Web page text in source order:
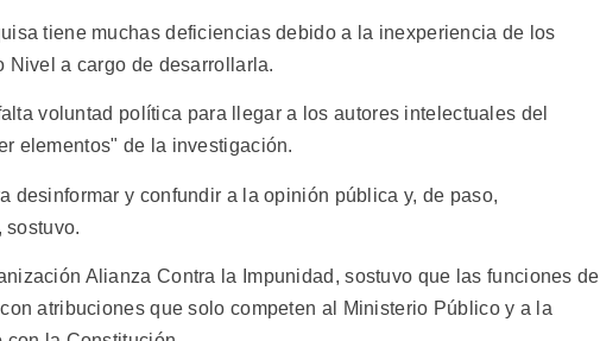
tiene muchas deficiencias debido a la inexperiencia de los
Nivel a cargo de desarrollarla.
voluntad política para llegar a los autores intelectuales del
elementos" de la investigación.
desinformar y confundir a la opinión pública y, de paso,
sostuvo.
Alianza Contra la Impunidad, sostuvo que las funciones de
atribuciones que solo competen al Ministerio Público y a la